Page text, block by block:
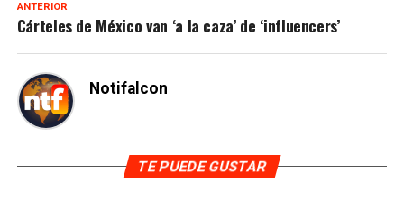
ANTERIOR
Cárteles de México van ‘a la caza’ de ‘influencers’
Notifalcon
TE PUEDE GUSTAR